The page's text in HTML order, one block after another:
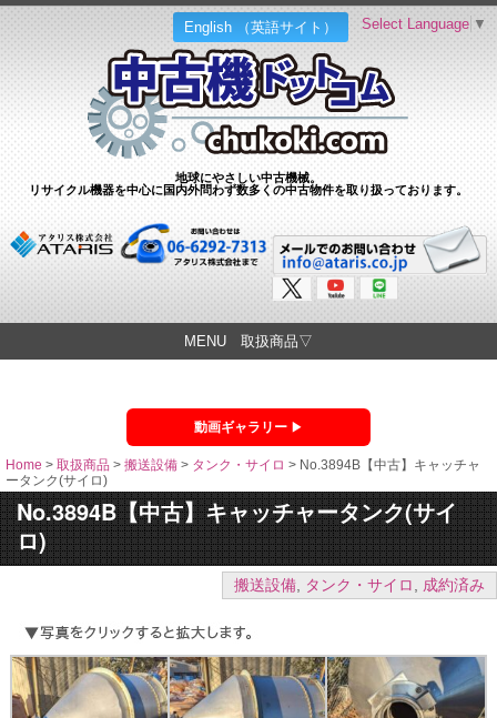
English （英語サイト）
地球にやさしい中古機械。
リサイクル機器を中心に国内外問わず数多くの中古物件を取り扱っております。
Select Language ▼
MENU 取扱商品▽
動画ギャラリー
Home > 取扱商品 > 搬送設備 > タンク・サイロ > No.3894B【中古】キャッチャ
ータンク(サイロ)
No.3894B【中古】キャッチャータンク(サイ
ロ)
搬送設備, タンク・サイロ, 成約済み